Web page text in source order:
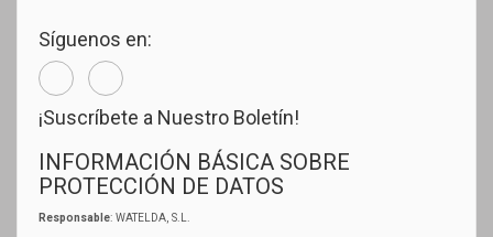
Síguenos en:
¡Suscríbete a Nuestro Boletín!
INFORMACIÓN BÁSICA SOBRE
PROTECCIÓN DE DATOS
Responsable: WATELDA, S.L.